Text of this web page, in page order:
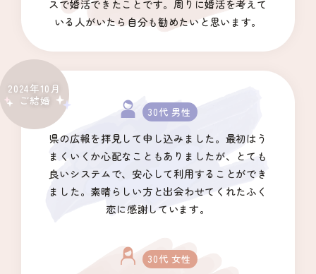
スで婚活できたことです。周りに婚活を考えて
いる人がいたら自分も勧めたいと思います。
2024年10月
ご結婚
30代 男性
県の広報を拝見して申し込みました。最初はう
まくいくか心配なこともありましたが、とても
良いシステムで、安心して利用することができ
ました。素晴らしい方と出会わせてくれたふく
恋に感謝しています。
30代 女性